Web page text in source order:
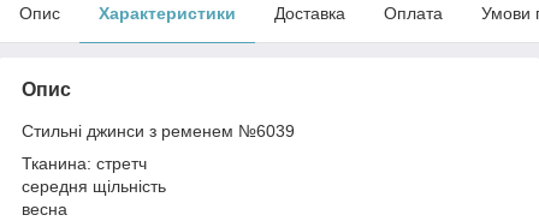
Опис Характеристики Доставка Оплата Умови
Опис
Стильні джинси з ременем №6039
Тканина: стретч
середня щільність
весна